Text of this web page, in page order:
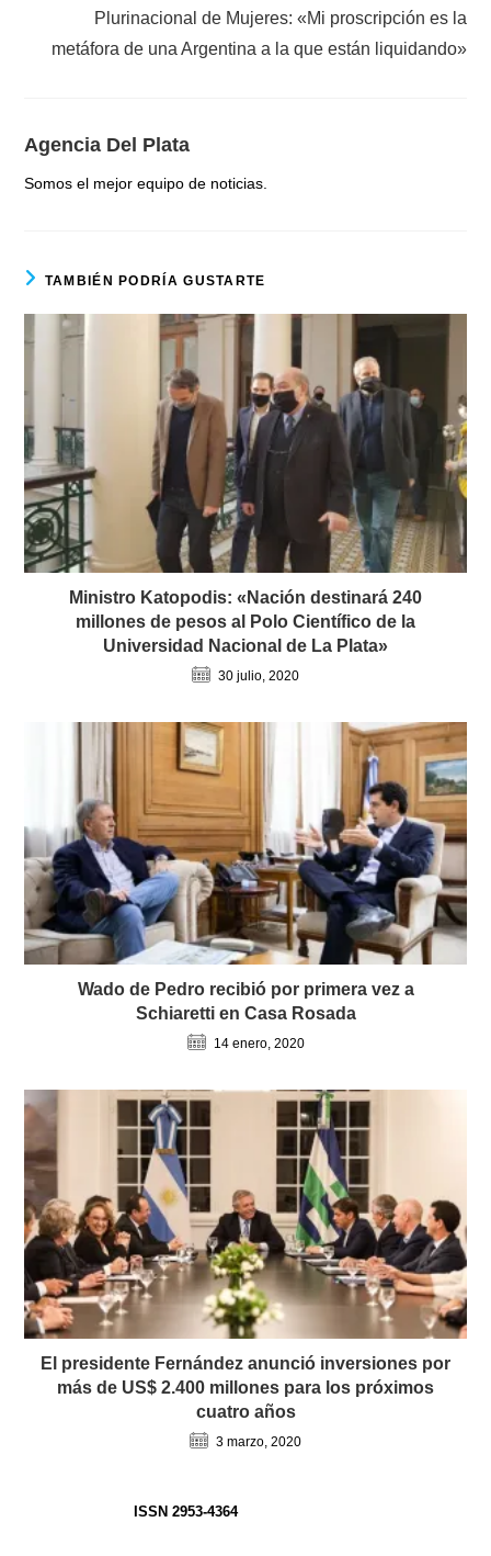
Plurinacional de Mujeres: «Mi proscripción es la
metáfora de una Argentina a la que están liquidando»
Agencia Del Plata
Somos el mejor equipo de noticias.
TAMBIÉN PODRÍA GUSTARTE
Ministro Katopodis: «Nación destinará 240
millones de pesos al Polo Científico de la
Universidad Nacional de La Plata»
30 julio, 2020
Wado de Pedro recibió por primera vez a
Schiaretti en Casa Rosada
14 enero, 2020
El presidente Fernández anunció inversiones por
más de US$ 2.400 millones para los próximos
cuatro años
3 marzo, 2020
ISSN 2953-4364